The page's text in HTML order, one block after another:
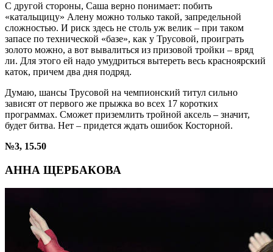
С другой стороны, Саша верно понимает: побить
«катальщицу» Алену можно только такой, запредельной
сложностью. И риск здесь не столь уж велик – при таком
запасе по технической «базе», как у Трусовой, проиграть
золото можно, а вот вывалиться из призовой тройки – вряд
ли. Для этого ей надо умудриться вытереть весь красноярский
каток, причем два дня подряд.
Думаю, шансы Трусовой на чемпионский титул сильно
зависят от первого же прыжка во всех 17 коротких
программах. Сможет приземлить тройной аксель – значит,
будет битва. Нет – придется ждать ошибок Косторной.
№3, 15.50
АННА ЩЕРБАКОВА